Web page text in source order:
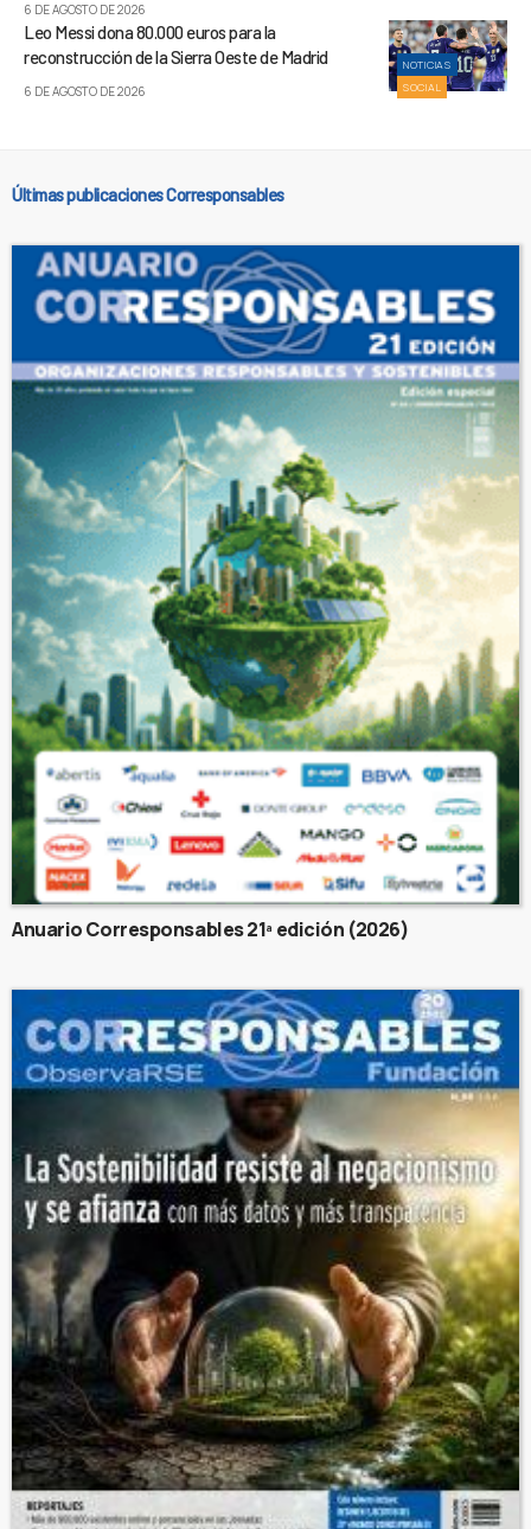
6 DE AGOSTO DE 2026
NOTICIAS
SOCIAL
Leo Messi dona 80.000 euros para la
reconstrucción de la Sierra Oeste de Madrid
6 DE AGOSTO DE 2026
Últimas publicaciones Corresponsables
Anuario Corresponsables 21ª edición (2026)